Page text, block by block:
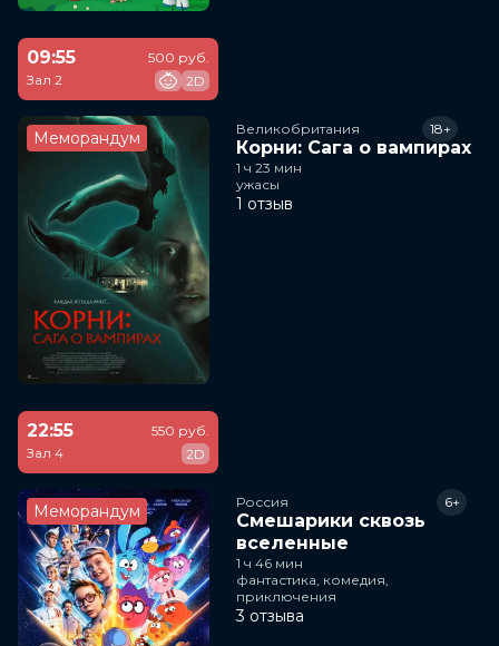
09:55
Зал 2
500 руб.
2D
Меморандум Великобритания
Корни: Сага о вампирах
18+
1 ч 23 мин
ужасы
1 отзыв
22:55
Зал 4
550 руб.
2D
Меморандум Россия
Смешарики сквозь
вселенные
6+
1 ч 46 мин
фантастика, комедия,
приключения
3 отзыва